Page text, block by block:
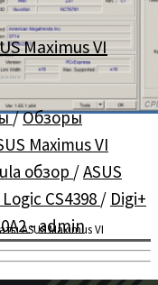
ASUS Maximus VI
Maximus VI
/Обзоры
Maximus VI
обзор /ASUS
CS4398 / Digi+
-admin